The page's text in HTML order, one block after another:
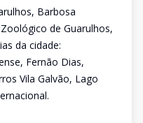
Barbosa
de Guarulhos,
da cidade:
Fernão Dias,
Vila Galvão, Lago